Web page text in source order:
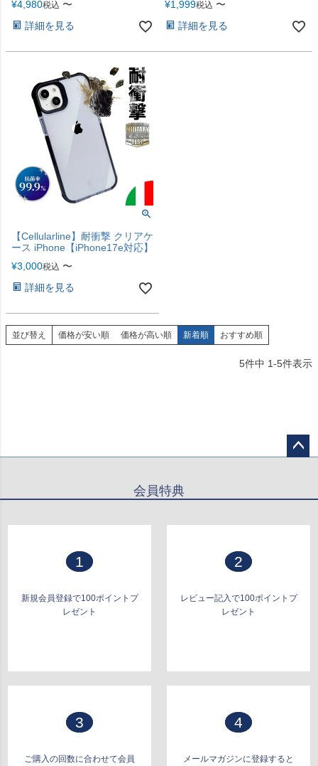
¥4,980税込 〜
詳細を見る
¥1,999税込 〜
詳細を見る
【Cellularline】耐衝撃 クリアケ
ース iPhone【iPhone17e対応】
¥3,000税込 〜
詳細を見る
並び替え 価格が安い順 価格が高い順 新着順 おすすめ順
5件中 1-5件表示
会員特典
1
新規会員登録で100ポイントプ
レゼント
2
レビュー記入で100ポイントプ
レゼント
3
ご購入の回数に合わせて会員
4
メールマガジンに登録すると